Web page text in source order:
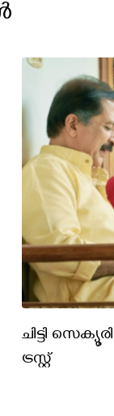
ചിട്ടി
ട്രസ്റ്റ്